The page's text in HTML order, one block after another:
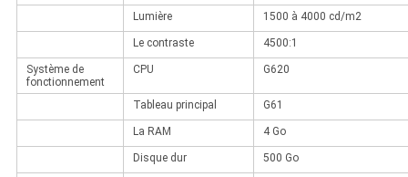
Lumière 1500 à 4000 cd/m2
Le contraste 4500:1
Système de
fonctionnement
CPU G620
Tableau principal G61
La RAM 4 Go
Disque dur 500 Go